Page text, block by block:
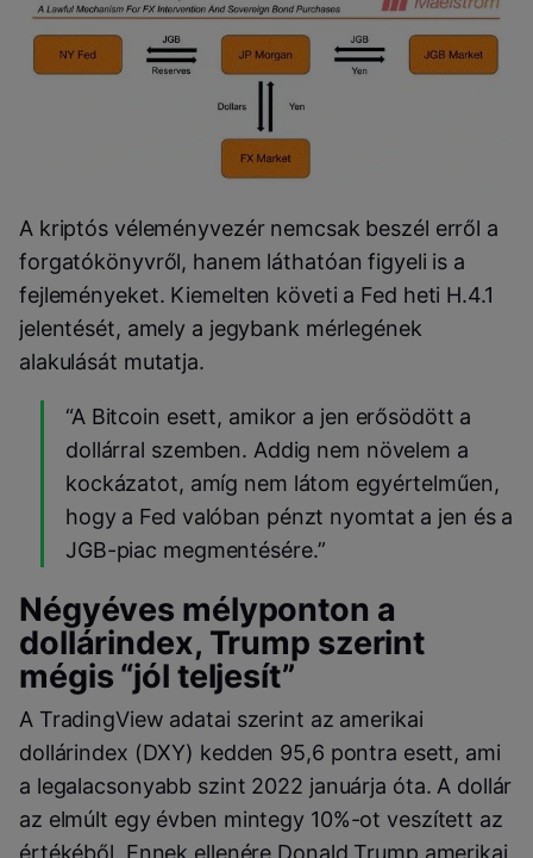
A kriptós véleményvezér nemcsak beszél erről a
forgatókönyvről, hanem láthatóan figyeli is a
fejleményeket. Kiemelten követi a Fed heti H.4.1
jelentését, amely a jegybank mérlegének
alakulását mutatja.
“A Bitcoin esett, amikor a jen erősödött a
dollárral szemben. Addig nem növelem a
kockázatot, amíg nem látom egyértelműen,
hogy a Fed valóban pénzt nyomtat a jen és a
JGB-piac megmentésére.”
Négyéves mélyponton a
dollárindex, Trump szerint
mégis “jól teljesít”
A TradingView adatai szerint az amerikai
dollárindex (DXY) kedden 95,6 pontra esett, ami
a legalacsonyabb szint 2022 januárja óta. A dollár
az elmúlt egy évben mintegy 10%-ot veszített az
értékéből. Ennek ellenére Donald Trump amerikai